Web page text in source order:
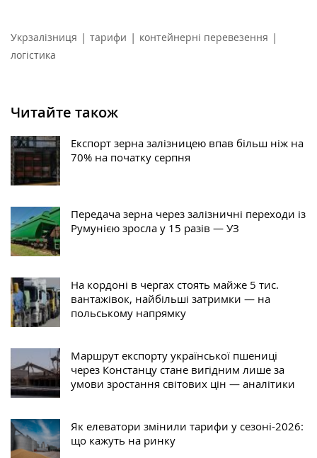
Укрзалізниця | тарифи | контейнерні перевезення |
логістика
Читайте також
Експорт зерна залізницею впав більш ніж на
70% на початку серпня
Передача зерна через залізничні переходи із
Румунією зросла у 15 разів — УЗ
На кордоні в чергах стоять майже 5 тис.
вантажівок, найбільші затримки — на
польському напрямку
Маршрут експорту української пшениці
через Констанцу стане вигідним лише за
умови зростання світових цін — аналітики
Як елеватори змінили тарифи у сезоні-2026:
що кажуть на ринку